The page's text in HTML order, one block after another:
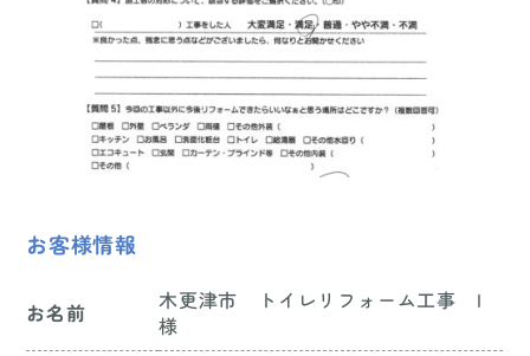
お客様情報
お名前 木更津市 トイレリフォーム工事 I
様